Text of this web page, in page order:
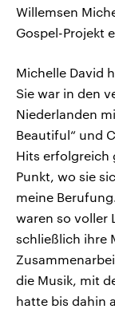
Willemsen
Gospel-Projekt
Michelle David
Sie war in den
Niederlanden
Beautiful“ und
Hits erfolgreich
Punkt, wo sie
meine
waren so voller
schließlich ihre
die Musik, mit
hatte bis dahin